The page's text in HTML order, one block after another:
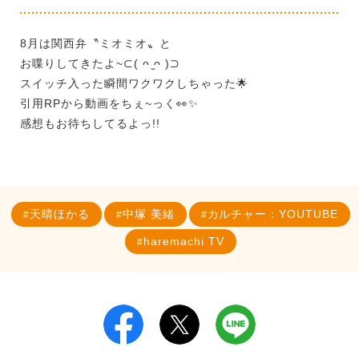
8月は関西弁〝ミオミオ〟と
お喋りしてきたよ~⊂( ᴖ ̫ᴖ )⊃
スイッチ入った瞬間ワクワクしちゃった🌟
引用RPから動画をちぇ~っく👀✨
感想もお待ちしてるよっ!!
天晴ほかる 中塚 美緒 カルチャー：YOUTUBE
haremachi TV